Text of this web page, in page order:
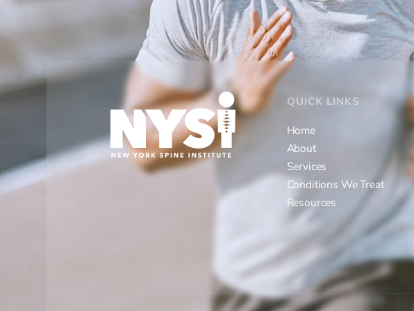
QUICK LINKS
Home
About
Services
Conditions We Treat
Resources